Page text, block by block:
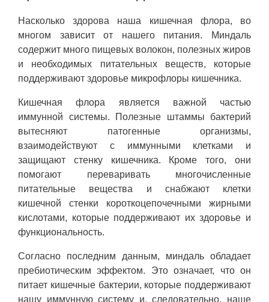
Насколько здорова наша кишечная флора, во
многом зависит от нашего питания. Миндаль
содержит много пищевых волокон, полезных жиров
и необходимых питательных веществ, которые
поддерживают здоровье микрофлоры кишечника.
Кишечная флора является важной частью
иммунной системы. Полезные штаммы бактерий
вытесняют патогенные организмы,
взаимодействуют с иммунными клетками и
защищают стенку кишечника. Кроме того, они
помогают переваривать многочисленные
питательные вещества и снабжают клетки
кишечной стенки короткоцепочечными жирными
кислотами, которые поддерживают их здоровье и
функциональность.
Согласно последним данным, миндаль обладает
пребиотическим эффектом. Это означает, что он
питает кишечные бактерии, которые поддерживают
нашу иммунную систему и, следовательно, наше